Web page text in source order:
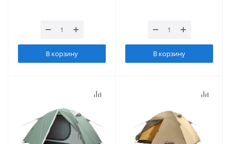
В корзину В корзину